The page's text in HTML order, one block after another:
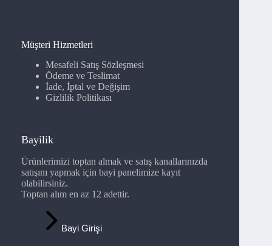
Müşteri Hizmetleri
Mesafeli Satış Sözleşmesi
Ödeme ve Teslimat
İade, İptal ve Değişim
Gizlilik Politikası
Bayilik
Ürünlerimizi toptan almak ve satış kanallarınızda
satışını yapmak için bayi panelimize kayıt
olabilirsiniz.
Toptan alım en az 12 adettir.
Bayi Girişi